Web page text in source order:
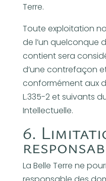
Terre.
Toute exploitation
de l’un quelconque
contient sera
d’une contrefaçon
conformément aux
L.335-2 et suivants
Intellectuelle.
6.
La Belle Terre ne